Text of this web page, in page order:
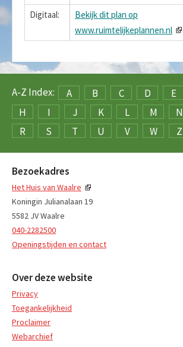
Digitaal:
Bekijk dit plan op
www.ruimtelijkeplannen.nl
A-Z Index: A B C D E
H
I J K L M N
R
S T U V W Z
Bezoekadres
Het Huis van Waalre
Koningin Julianalaan 19
5582 JV Waalre
040-2282500
Openingstijden en contact
Over deze website
Privacy
Toegankelijkheid
Proclaimer
Webarchief